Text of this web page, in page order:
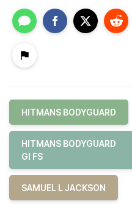
HITMANS BODYGUARD
HITMANS BODYGUARD
GI FS
SAMUEL L JACKSON